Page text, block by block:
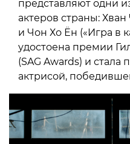
представляют одни
актеров страны:
и Чон Хо Ён («Игра в
удостоена премии
(SAG Awards) и стала
актрисой,